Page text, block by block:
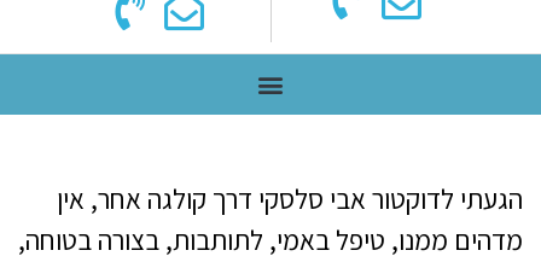
הגעתי לדוקטור אבי סלסקי דרך קולגה אחר, אין
מדהים ממנו, טיפל באמי, לתותבות, בצורה בטוחה,